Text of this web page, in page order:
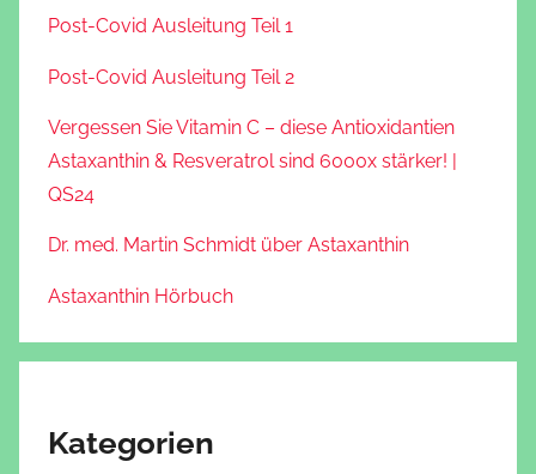
Post-Covid Ausleitung Teil 1
Post-Covid Ausleitung Teil 2
Vergessen Sie Vitamin C – diese Antioxidantien
Astaxanthin & Resveratrol sind 6000x stärker! |
QS24
Dr. med. Martin Schmidt über Astaxanthin
Astaxanthin Hörbuch
Kategorien